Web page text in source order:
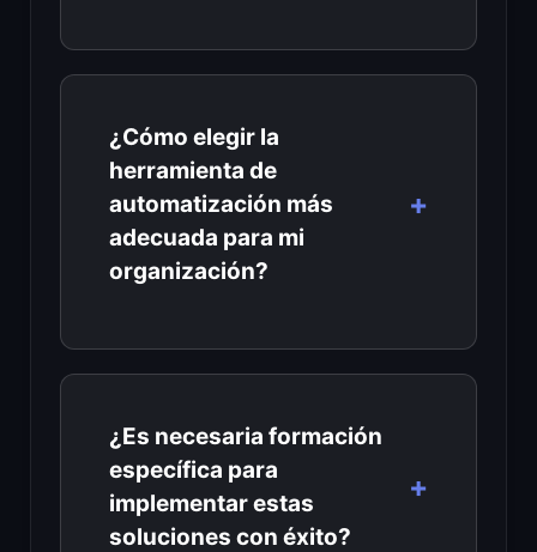
¿Cómo elegir la
herramienta de
automatización más
adecuada para mi
organización?
¿Es necesaria formación
específica para
implementar estas
soluciones con éxito?